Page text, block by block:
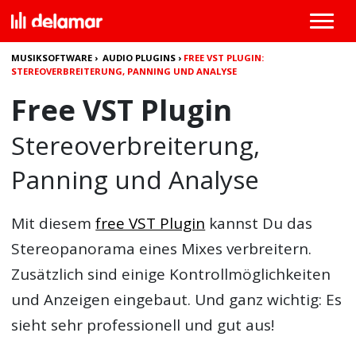
MUSIKSOFTWARE ›AUDIO PLUGINS › FREE VST PLUGIN:
STEREOVERBREITERUNG, PANNING UND ANALYSE
Free VST Plugin
Stereoverbreiterung,
Panning und Analyse
Mit diesemfree VST Plugin kannst Du das
Stereopanorama eines Mixes verbreitern.
Zusätzlich sind einige Kontrollmöglichkeiten
und Anzeigen eingebaut. Und ganz wichtig: Es
sieht sehr professionell und gut aus!